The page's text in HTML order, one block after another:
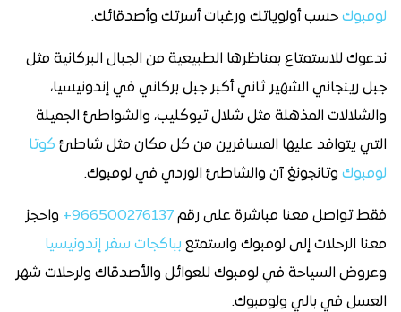
لومبوك حسب أولوياتك ورغبات أسرتك وأصدقائك.
ندعوك للاستمتاع بمناظرها الطبيعية من الجبال البركانية مثل
جبل رينجاني الشهير ثاني أكبر جبل بركاني في إندونيسيا،
والشلالات المذهلة مثل شلال تيوكليب، والشواطئ الجميلة
التي يتوافد عليها المسافرين من كل مكان مثل شاطئ كوتا
لومبوك وتانجونغ آن والشاطئ الوردي في لومبوك.
فقط تواصل معنا مباشرة على رقم 966500276137+
واحجز
معنا الرحلات إلى لومبوك واستمتع بباكجات سفر إندونيسيا
وعروض السياحة في لومبوك للعوائل والأصدقاك ولرحلات شهر
العسل في بالي ولومبوك.